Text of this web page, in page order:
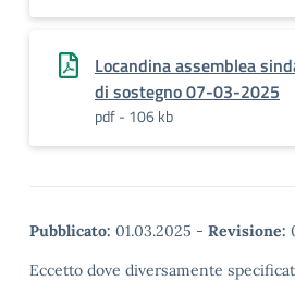
Locandina assemblea
di sostegno 07-03-2025
pdf - 106 kb
Pubblicato: 01.03.2025 - Revisione:
Eccetto dove diversamente